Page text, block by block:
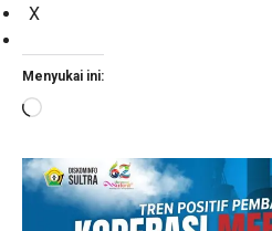
X
Menyukai ini:
Memuat...